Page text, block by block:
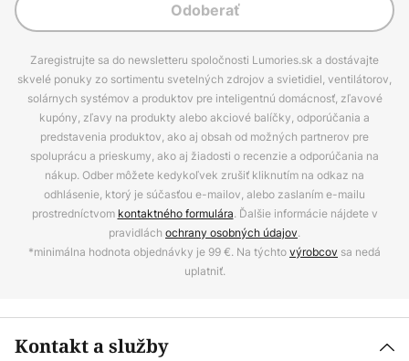
Odoberať
Zaregistrujte sa do newsletteru spoločnosti Lumories.sk a dostávajte
skvelé ponuky zo sortimentu svetelných zdrojov a svietidiel, ventilátorov,
solárnych systémov a produktov pre inteligentnú domácnosť, zľavové
kupóny, zľavy na produkty alebo akciové balíčky, odporúčania a
predstavenia produktov, ako aj obsah od možných partnerov pre
spoluprácu a prieskumy, ako aj žiadosti o recenzie a odporúčania na
nákup. Odber môžete kedykoľvek zrušiť kliknutím na odkaz na
odhlásenie, ktorý je súčasťou e-mailov, alebo zaslaním e-mailu
prostredníctvom kontaktného formulára. Ďalšie informácie nájdete v
pravidlách ochrany osobných údajov.
*minimálna hodnota objednávky je 99 €. Na týchtovýrobcov sa nedá
uplatniť.
Kontakt a služby